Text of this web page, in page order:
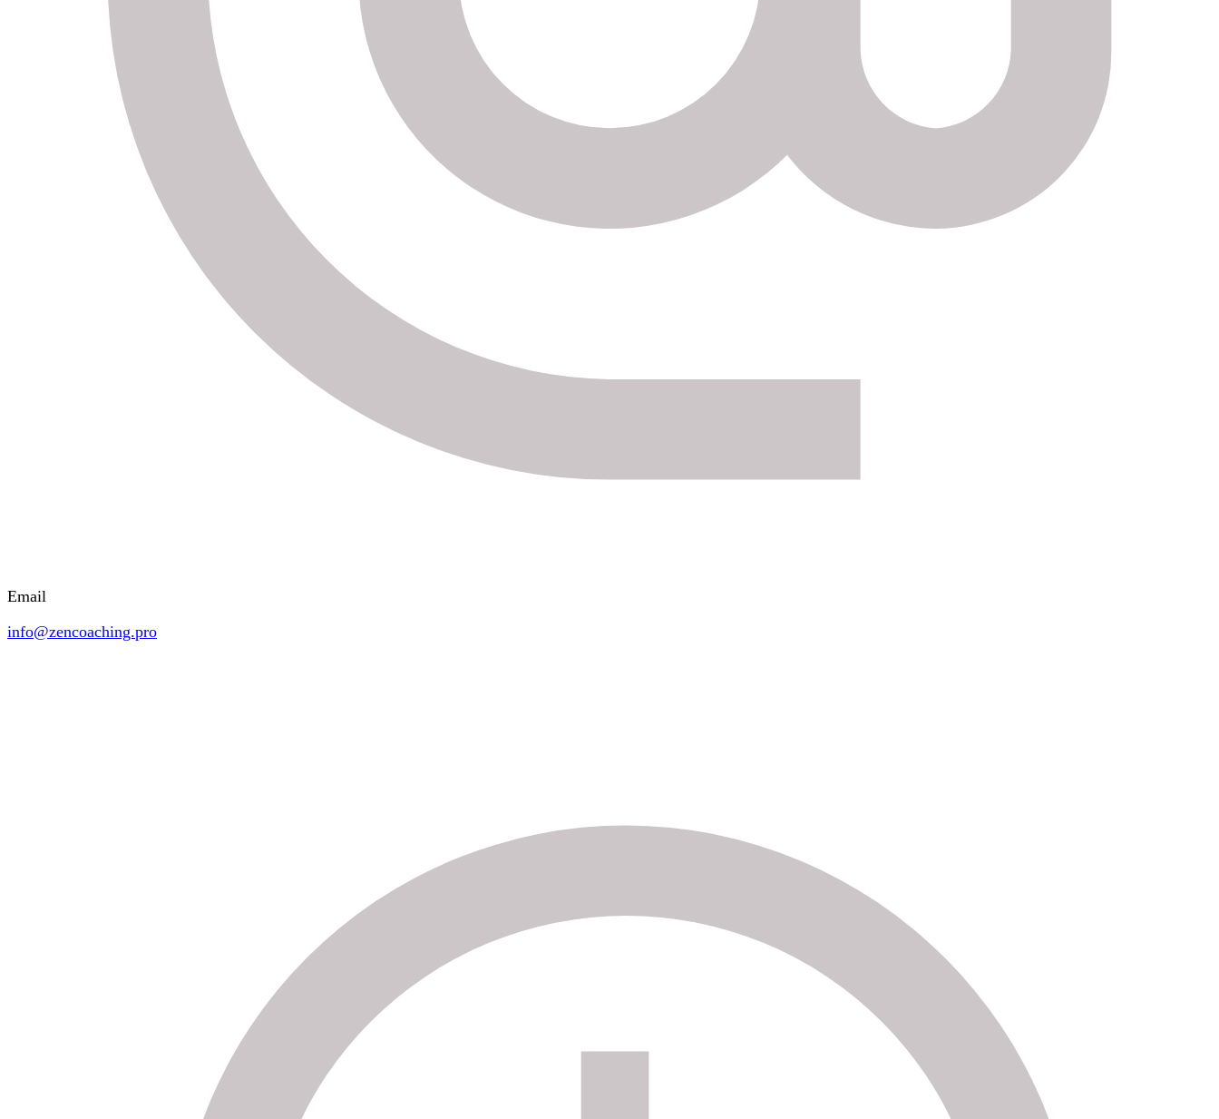
Email
info@zencoaching.pro